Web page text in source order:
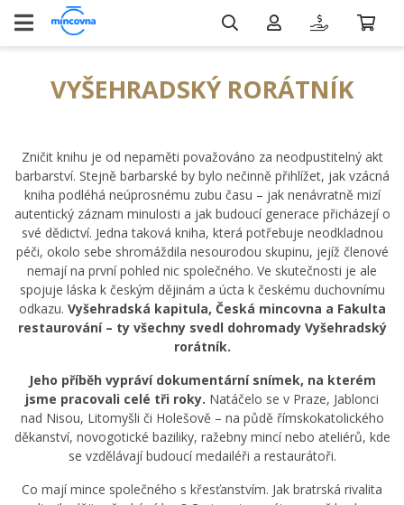
VYŠEHRADSKÝ RORÁTNÍK
Zničit knihu je od nepaměti považováno za neodpustitelný akt
barbarství. Stejně barbarské by bylo nečinně přihlížet, jak vzácná
kniha podléhá neúprosnému zubu času – jak nenávratně mizí
autentický záznam minulosti a jak budoucí generace přicházejí o
své dědictví. Jedna taková kniha, která potřebuje neodkladnou
péči, okolo sebe shromáždila nesourodou skupinu, jejíž členové
nemají na první pohled nic společného. Ve skutečnosti je ale
spojuje láska k českým dějinám a úcta k českému duchovnímu
odkazu. Vyšehradská kapitula, Česká mincovna a Fakulta
restaurování – ty všechny svedl dohromady Vyšehradský
rorátník.
Jeho příběh vypráví dokumentární snímek, na kterém
jsme pracovali celé tři roky. Natáčelo se v Praze, Jablonci
nad Nisou, Litomyšli či Holešově – na půdě římskokatolického
děkanství, novogotické baziliky, ražebny mincí nebo ateliérů, kde
se vzdělávají budoucí medailéři a restaurátoři.
Co mají mince společného s křesťanstvím. Jak bratrská rivalita